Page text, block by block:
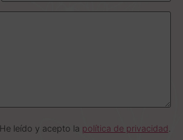
He leído y acepto la política de privacidad.